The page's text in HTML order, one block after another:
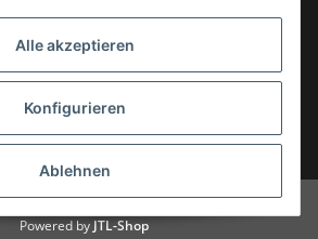
Alle akzeptieren
Konfigurieren
Ablehnen
Powered by JTL-Shop